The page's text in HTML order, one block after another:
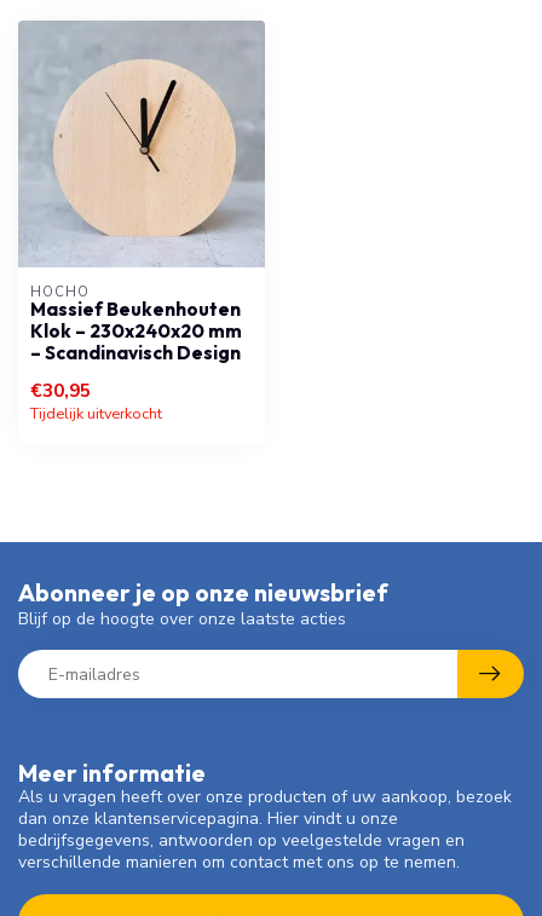
HOCHO
Massief Beukenhouten
Klok – 230x240x20 mm
– Scandinavisch Design
€30,95
Tijdelijk uitverkocht
Meer informatie
Als u vragen heeft over onze producten of uw aankoop, bezoek
dan onze klantenservicepagina. Hier vindt u onze
bedrijfsgegevens, antwoorden op veelgestelde vragen en
verschillende manieren om contact met ons op te nemen.
Abonneer je op onze nieuwsbrief
Blijf op de hoogte over onze laatste acties